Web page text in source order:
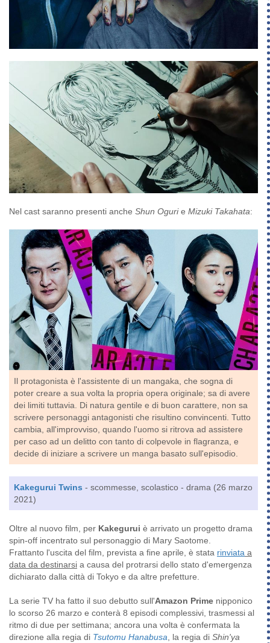
Nel cast saranno presenti anche Shun Ogurie Mizuki Takahata:
Il protagonista è l'assistente di un mangaka, che sogna di
poter creare a sua volta la propria opera originale; sa di avere
dei limiti tuttavia. Di natura gentile e di buon carattere, non sa
scrivere personaggi antagonisti che risultino convincenti. Tutto
cambia, all'improvviso, quando l'uomo si ritrova ad assistere
per caso ad un delitto con tanto di colpevole in flagranza, e
decide di iniziare a scrivere un manga basato sull'episodio.
Kakegurui Twins - scommesse, scolastico - drama (26 marzo
2021)
Oltre al nuovo film, per Kakegurui è arrivato un progetto drama
spin-off incentrato sul personaggio di Mary Saotome.
Frattanto l'uscita del film, prevista a fine aprile, è stata rinviata a
data da destinarsi a causa del protrarsi dello stato d'emergenza
dichiarato dalla città di Tokyo e da altre prefetture.
La serie TV ha fatto il suo debutto sull'Amazon Prime nipponico
lo scorso 26 marzo e conterà 8 episodi complessivi, trasmessi al
ritmo di due per settimana; ancora una volta è confermata la
direzione alla regia di Tsutomu Hanabusa , la regia di Shin'ya